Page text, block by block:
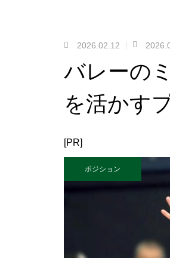
2026.02.12
バレーの
を活かす
[PR]
ポジション